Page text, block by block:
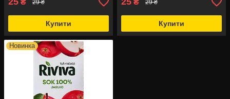
₴ 29 ₴
Купити
₴ 29 ₴
Купити
Новинка